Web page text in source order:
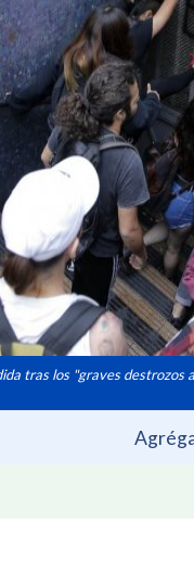
tras los "graves destrozos